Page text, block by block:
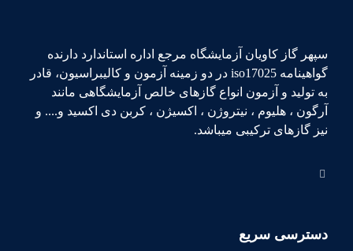
سپهر گاز کاویان آزمایشگاه مرجع اداره استاندارد دارنده
گواهینامه iso17025 در دو زمینه آزمون و کالیبراسیون، قادر
به تولید و آزمون انواع گازهای خالص آزمایشگاهی مانند
آرگون ، هلیوم ، نیتروژن ، اکسیژن ، کربن دی اکسید و.... و
نیز گازهای ترکیبی میباشد.
دسترسی سریع